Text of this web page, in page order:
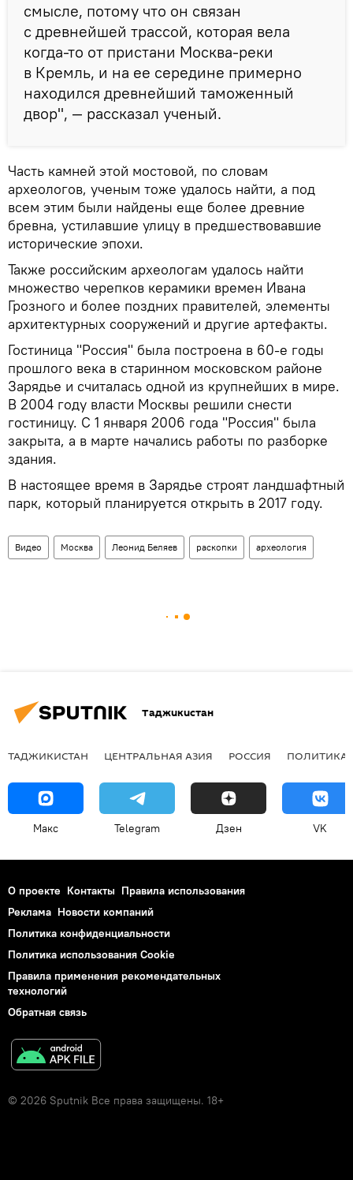
смысле, потому что он связан
с древнейшей трассой, которая вела
когда-то от пристани Москва-реки
в Кремль, и на ее середине примерно
находился древнейший таможенный
двор", — рассказал ученый.
Часть камней этой мостовой, по словам
археологов, ученым тоже удалось найти, а под
всем этим были найдены еще более древние
бревна, устилавшие улицу в предшествовавшие
исторические эпохи.
Также российским археологам удалось найти
множество черепков керамики времен Ивана
Грозного и более поздних правителей, элементы
архитектурных сооружений и другие артефакты.
Гостиница "Россия" была построена в 60-е годы
прошлого века в старинном московском районе
Зарядье и считалась одной из крупнейших в мире.
В 2004 году власти Москвы решили снести
гостиницу. С 1 января 2006 года "Россия" была
закрыта, а в марте начались работы по разборке
здания.
В настоящее время в Зарядье строят ландшафтный
парк, который планируется открыть в 2017 году.
Видео Москва Леонид Беляев раскопки археология
Таджикистан
ТАДЖИКИСТАН ЦЕНТРАЛЬНАЯ АЗИЯ РОССИЯ ПОЛИТИКА
Макс Telegram Дзен VK
О проекте Контакты Правила использования
Реклама Новости компаний
Политика конфиденциальности
Политика использования Cookie
Правила применения рекомендательных
технологий
Обратная связь
© 2026 Sputnik Все права защищены. 18+